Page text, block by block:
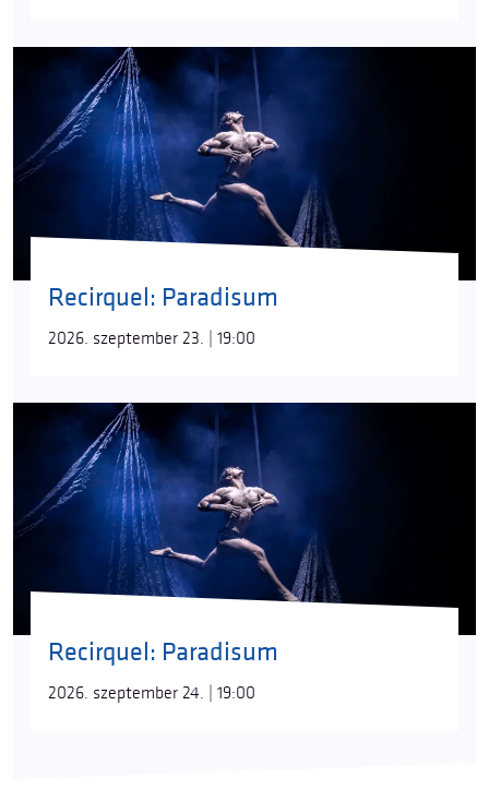
AParadisumközönsége levegő-karika számban
Seguí-Fábián Esztert csodálhatja meg, aki 2024 óta
a Recirquel tagja. Elsőként aKristály
mutatkozott be légtorna-karika művészként,
hajfüggesztésben pedig aSolus Amor
produkcióban debütált. AParadisum
szerepelt az IMAcímű előadásban is, 2025 óta pedig
aWalk My Worldben dolgozik, amelyben előadóként
és a légi koreográfiák edzőjeként is közreműködik.
Recirquel: Paradisum
2026. szeptember 23. | 19:00
Recirquel: Paradisum
2026. szeptember 24. | 19:00